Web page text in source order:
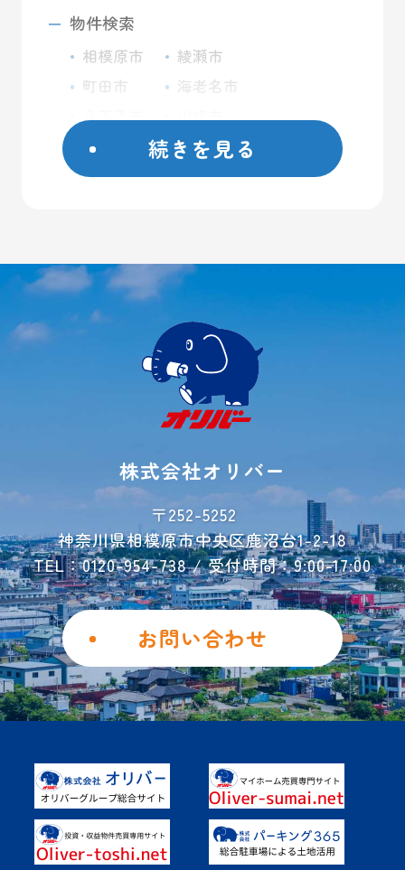
物件検索
相模原市
町田市
八王子市
座間市
日野市
厚木市
綾瀬市
海老名市
川崎市
藤沢市
屋外コンテナ
大型ガレージ
初めての方へ
よくあるご質問
お荷物運搬サービス
お問い合わせ
ご解約フォーム
個人情報保護方針
Instagram
Facebook
具体的なご活用事例
オーナー様の声
よくあるご質問
続きを見る
株式会社オリバー
〒252-5252
神奈川県相模原市中央区鹿沼台1-2-18
TEL：0120-954-738 / 受付時間：9:00-17:00
お問い合わせ